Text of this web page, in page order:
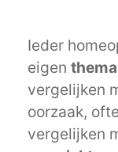
Ieder
eigen thema
vergelijken
oorzaak,
vergelijken